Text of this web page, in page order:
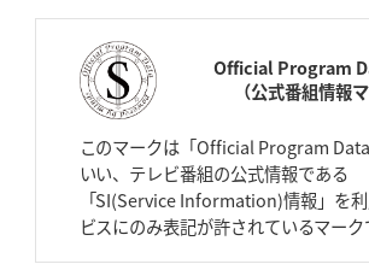
Official Program
（公式番組情報
このマークは「Official Program
いい、テレビ番組の公式情報である
「SI(Service Information)情報」を
ビスにのみ表記が許されているマーク